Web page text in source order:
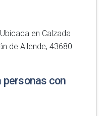
en Calzada
de Allende, 43680
personas con